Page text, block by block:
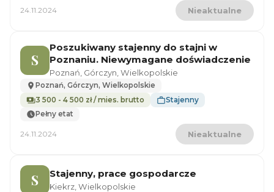
24.11.2024 Nieaktualne
S
Poszukiwany stajenny do stajni w
Poznaniu. Niewymagane doświadczenie
Poznań, Górczyn, Wielkopolskie
Poznań, Górczyn, Wielkopolskie
3 500 - 4 500 zł / mies. brutto
Stajenny
Pełny etat
24.11.2024 Nieaktualne
S Stajenny, prace gospodarcze
Kiekrz, Wielkopolskie